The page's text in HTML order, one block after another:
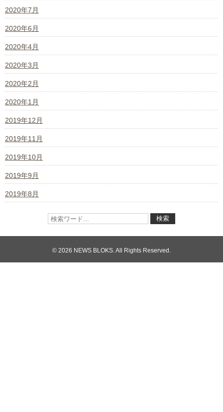
2020年7月
2020年6月
2020年4月
2020年3月
2020年2月
2020年1月
2019年12月
2019年11月
2019年10月
2019年9月
2019年8月
© 2026 NEWS BLOKS. All Rights Reserved.